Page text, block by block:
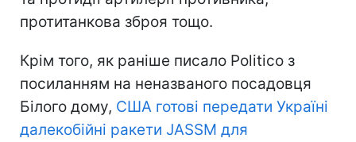
протитанкова зброя тощо.
Крім того, як раніше писало Politico з
посиланням на неназваного посадовця
Білого дому, США готові передати Україні
далекобійні ракети JASSM для